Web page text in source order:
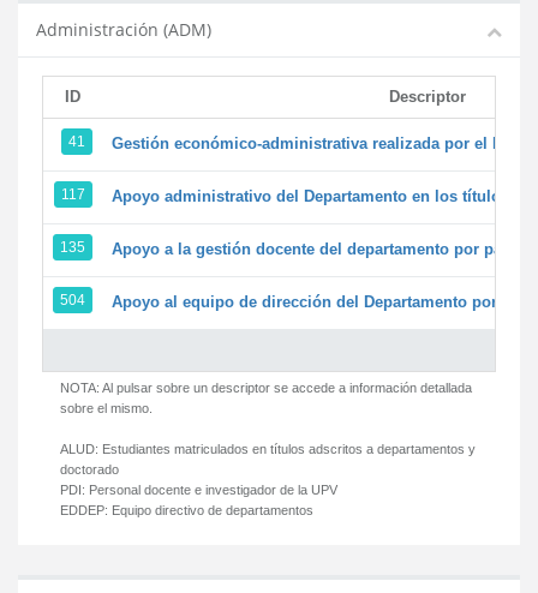
Administración (ADM)
ID Descriptor
41 Gestión económico-administrativa realizada por el
117 Apoyo administrativo del Departamento en los títulos de
135 Apoyo a la gestión docente del departamento por parte
504 Apoyo al equipo de dirección del Departamento por
NOTA: Al pulsar sobre un descriptor se accede a información detallada
sobre el mismo.
ALUD: Estudiantes matriculados en títulos adscritos a departamentos y
doctorado
PDI: Personal docente e investigador de la UPV
EDDEP: Equipo directivo de departamentos